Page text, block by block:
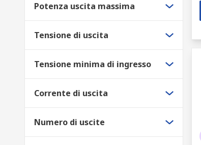
Potenza uscita massima
Tensione di uscita
Tensione minima di ingresso
Corrente di uscita
Numero di uscite